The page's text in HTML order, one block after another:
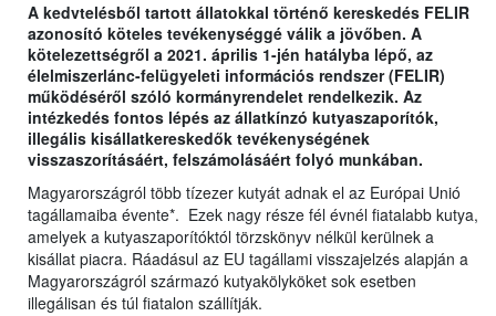
A kedvtelésből tartott állatokkal történő kereskedés FELIR
azonosító köteles tevékenységgé válik a jövőben. A
kötelezettségről a 2021. április 1-jén hatályba lépő, az
élelmiszerlánc-felügyeleti információs rendszer (FELIR)
működéséről szóló kormányrendelet rendelkezik. Az
intézkedés fontos lépés az állatkínzó kutyaszaporítók,
illegális kisállatkereskedők tevékenységének
visszaszorításáért, felszámolásáért folyó munkában.
Magyarországról több tízezer kutyát adnak el az Európai Unió
tagállamaiba évente*. Ezek nagy része fél évnél fiatalabb kutya,
amelyek a kutyaszaporítóktól törzskönyv nélkül kerülnek a
kisállat piacra. Ráadásul az EU tagállami visszajelzés alapján a
Magyarországról származó kutyakölyköket sok esetben
illegálisan és túl fiatalon szállítják.